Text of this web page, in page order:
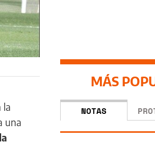
la
una
MÁS
NOTAS